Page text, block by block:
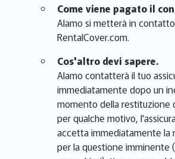
Come viene pagato il
Alamo si metterà in
RentalCover.com.
Cos'altro devi sapere.
Alamo contatterà il tuo
immediatamente dopo un
momento della restituzione
per qualche motivo,
accetta immediatamente la
per la questione imminente